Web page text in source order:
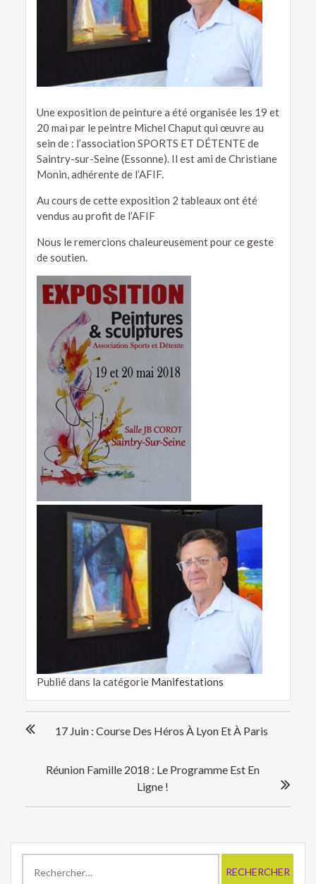
Une exposition de peinture a été organisée les 19 et
20 mai par le peintre Michel Chaput qui œuvre au
sein de : l’association SPORTS ET DÉTENTE de
Saintry-sur-Seine (Essonne). Il est ami de Christiane
Monin, adhérente de l’AFIF.
Au cours de cette exposition 2 tableaux ont été
vendus au profit de l’AFIF
Nous le remercions chaleureusement pour ce geste
de soutien.
Publié dans la catégorie Manifestations
de
17 Juin : Course Des Héros À Lyon Et À Paris
Réunion Famille 2018 : Le Programme Est En
Ligne !